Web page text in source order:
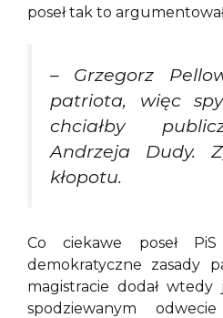
poseł tak to
– Grzegorz
patriota, więc
chciałby
Andrzeja Dudy.
kłopotu.
Co ciekawe poseł
demokratyczne zasady
magistracie dodał
spodziewanym